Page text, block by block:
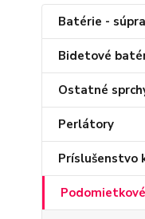
Batérie -
Bidetové
Ostatné
Perlátory
Príslušenstvo